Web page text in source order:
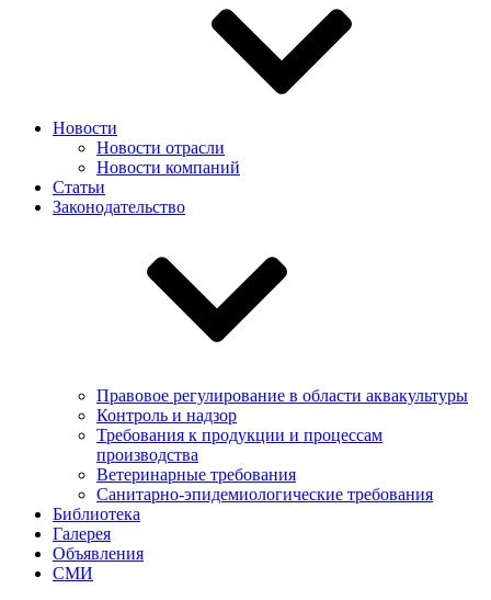
Новости
Новости отрасли
Новости компаний
Статьи
Законодательство
Правовое регулирование в области аквакультуры
Контроль и надзор
Требования к продукции и процессам
производства
Ветеринарные требования
Санитарно-эпидемиологические требования
Библиотека
Галерея
Объявления
СМИ